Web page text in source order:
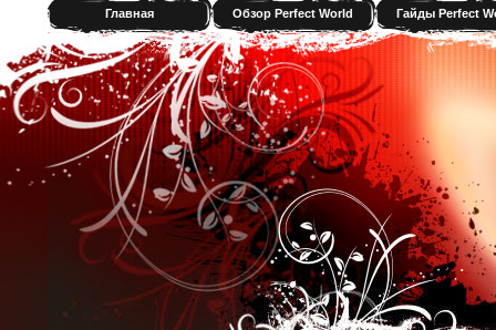
Главная Обзор Perfect World Гайды Perfect